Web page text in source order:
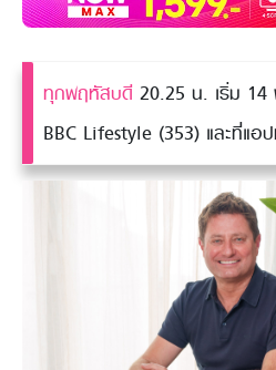
ทุกพฤหัสบดี 20.25 น. เริ่ม
BBC Lifestyle (353) และที่แอ